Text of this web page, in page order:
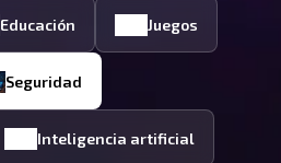
Educación Juegos
Seguridad
Inteligencia artificial